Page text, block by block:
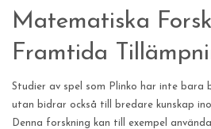
Matematiska
Framtida
Studier av spel som Plinko har inte bara
utan bidrar också till bredare kunskap
Denna forskning kan till exempel